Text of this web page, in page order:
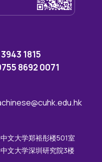
1815
8692 0071
文大学郑裕彤楼501室
文大学深圳研究院3楼